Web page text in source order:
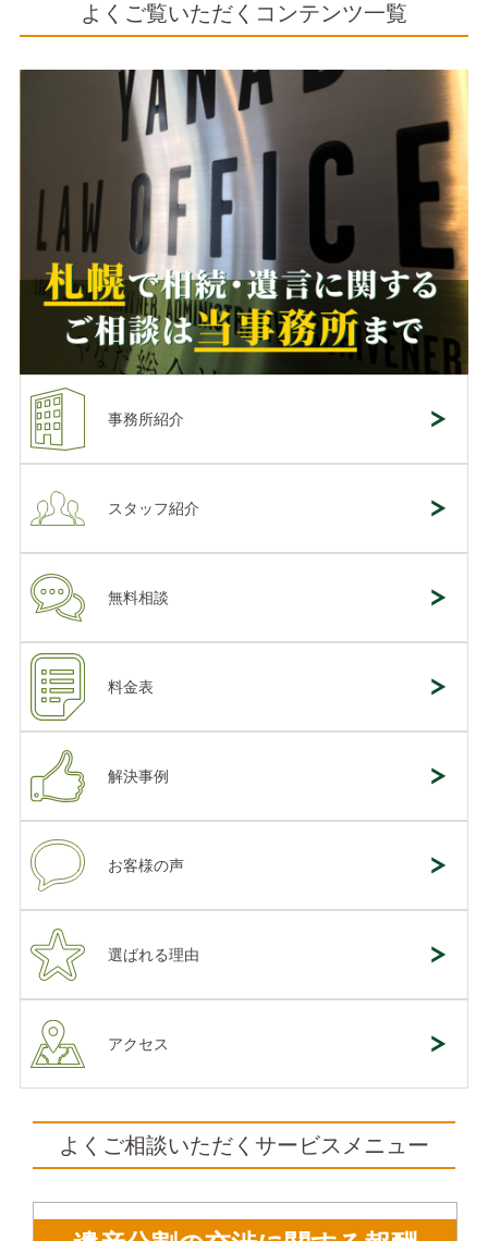
よくご覧いただくコンテンツ一覧
事務所紹介
スタッフ紹介
無料相談
料金表
解決事例
お客様の声
選ばれる理由
アクセス
よくご相談いただくサービスメニュー